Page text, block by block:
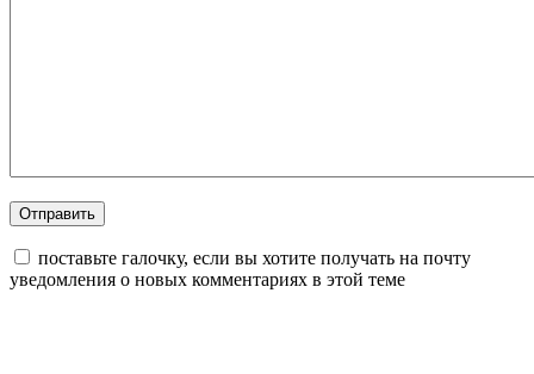
поставьте галочку, если вы хотите получать на почту
уведомления о новых комментариях в этой теме